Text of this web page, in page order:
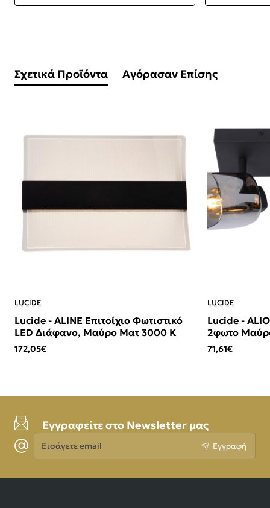
Σχετικά Προϊόντα Αγόρασαν Επίσης
LUCIDE
Lucide - ALINE Επιτοίχιο Φωτιστικό
LED Διάφανο, Μαύρο Ματ 3000 K
172,05€
LUCIDE
Lucide -
2φωτο
(Smoke)
71,61€
Εγγραφείτε στο Newsletter μας
Εισάγετε
email
Εγγραφή